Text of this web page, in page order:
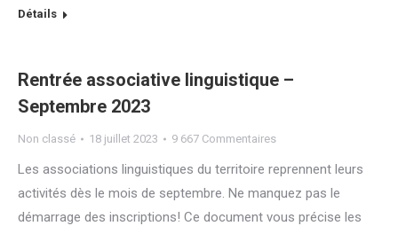
Détails
Rentrée associative linguistique –
Septembre 2023
Non classé 18 juillet 2023 9 667 Commentaires
Les associations linguistiques du territoire reprennent leurs
activités dès le mois de septembre. Ne manquez pas le
démarrage des inscriptions! Ce document vous précise les